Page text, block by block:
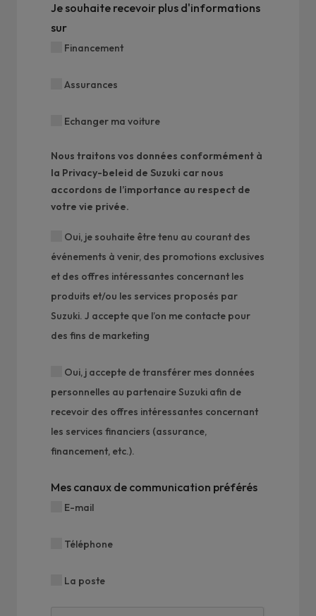
Je souhaite recevoir plus d'informations
sur
Financement
Assurances
Echanger ma voiture
Nous traitons vos données conformément à
la Privacy-beleid de Suzuki car nous
accordons de l’importance au respect de
votre vie privée.
Oui, je souhaite être tenu au courant des
événements à venir, des promotions exclusives
et des offres intéressantes concernant les
produits et/ou les services proposés par
Suzuki. J accepte que l’on me contacte pour
des fins de marketing
Oui, j accepte de transférer mes données
personnelles au partenaire Suzuki afin de
recevoir des offres intéressantes concernant
les services financiers (assurance,
financement, etc.).
Mes canaux de communication préférés
E-mail
Téléphone
La poste